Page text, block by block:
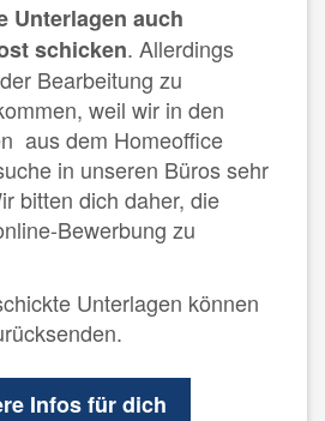
Unterlagen auch
schicken. Allerdings
Bearbeitung zu
weil wir in den
aus dem Homeoffice
in unseren Büros sehr
bitten dich daher, die
Bewerbung zu
Unterlagen können
Infos für dich